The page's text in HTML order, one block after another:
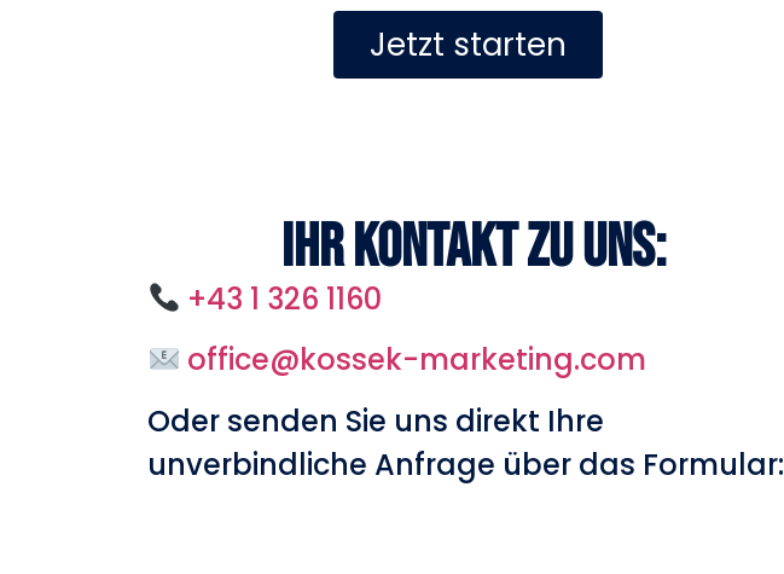
Jetzt starten
Ihr Kontakt zu uns:
+43 1 326 1160
office@kossek-marketing.com
Oder senden Sie uns direkt Ihre
unverbindliche Anfrage über das Formular: